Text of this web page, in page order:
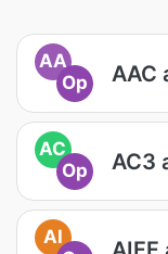
AA
Op
AAC
AC
Op
AC3
AI